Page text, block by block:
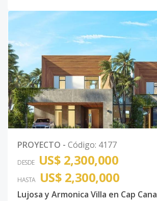
PROYECTO - Código: 4177
DESDE US$ 2,300,000
HASTA US$ 2,300,000
Lujosa y Armonica Villa en Cap Cana